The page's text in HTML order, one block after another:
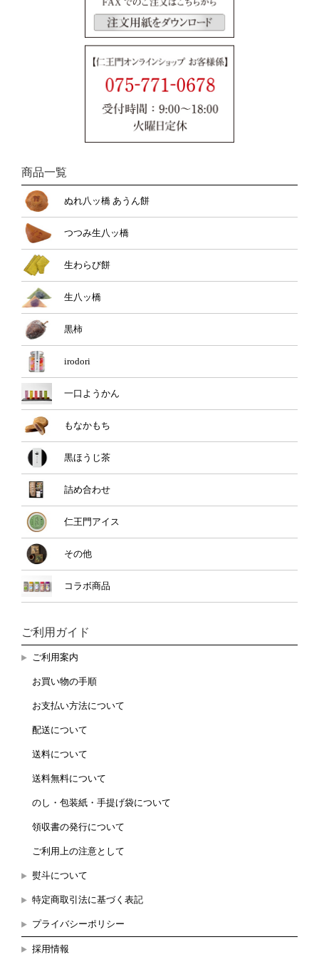
商品一覧
ぬれ八ッ橋 あうん餅
つつみ生八ッ橋
生わらび餅
生八ッ橋
黒柿
irodori
一口ようかん
もなかもち
黒ほうじ茶
詰め合わせ
仁王門アイス
その他
コラボ商品
ご利用ガイド
ご利用案内
お買い物の手順
お支払い方法について
配送について
送料について
送料無料について
のし・包装紙・手提げ袋について
領収書の発行について
ご利用上の注意として
熨斗について
特定商取引法に基づく表記
プライバシーポリシー
採用情報